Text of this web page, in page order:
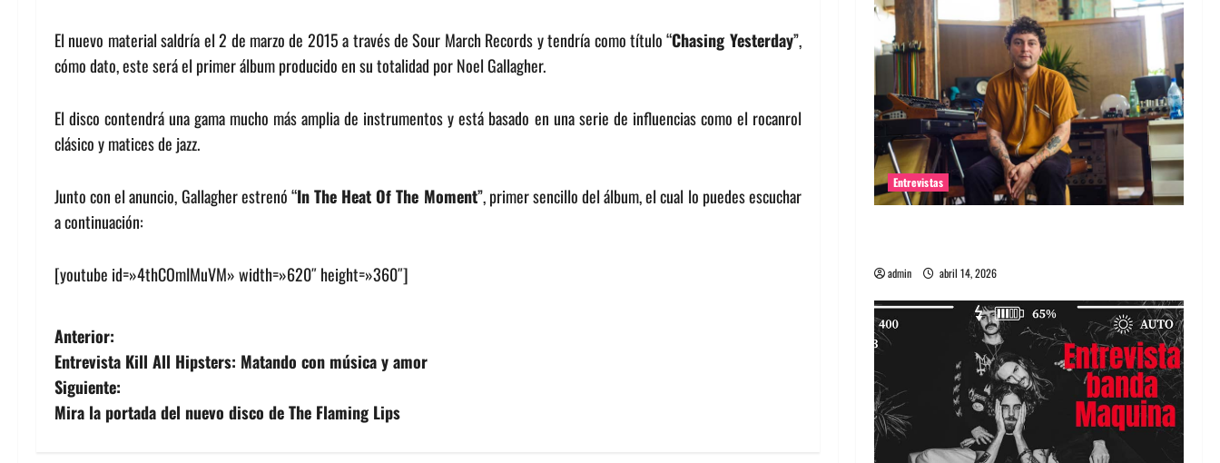
El nuevo material saldría el 2 de marzo de 2015 a través de Sour March Records y tendría como título “Chasing Yesterday”,
cómo dato, este será el primer álbum producido en su totalidad por Noel Gallagher.
El disco contendrá una gama mucho más amplia de instrumentos y está basado en una serie de influencias como el rocanrol
clásico y matices de jazz.
Junto con el anuncio, Gallagher estrenó “In The Heat Of The Moment”, primer sencillo del álbum, el cual lo puedes escuchar
a continuación:
[youtube id=»4thCOmIMuVM» width=»620″ height=»360″]
N
a
v
Anterior:
Entrevista Kill All Hipsters: Matando con música y amor
Siguiente:
Mira la portada del nuevo disco de The Flaming Lips
Entrevistas
admin abril 14, 2026